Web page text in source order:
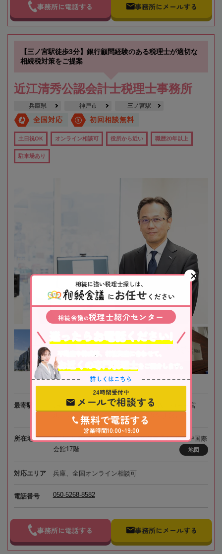
事務所に電話する 事務所にメールする
【三ノ宮駅徒歩3分】銀行顧問経験のある税理士が適切な
相続税対策をご提案
近江清秀公認会計士税理士事務所
兵庫県 神戸市 三ノ宮駅
全国対応 初回相談無料
土日祝OK オンライン相談可 役所から近い 職歴20年以上
駐車場あり
最寄駅
JR「三ノ宮駅」 / 阪急電鉄・阪神電鉄「神戸三宮
駅」 / 神戸市営地下鉄「三宮駅」各徒歩3分
所在地
〒651-0087 兵庫県神戸市中央区御幸通8-1-6 神戸国際
会館17階
地図
対応エリア 兵庫、全国オンライン相談可
電話番号 050-5268-8582
事務所に電話する 事務所にメールする
相続に強い税理士探しは、
にお任せ ください
相続会議の税理士紹介センター
不動産や株式等、相続資産に合わせて、
お近くの専門税理士
をご紹介します。
詳しくはこちら
24時間受付中
メールで相談する
無料で電話する
営業時間10:00~19:00